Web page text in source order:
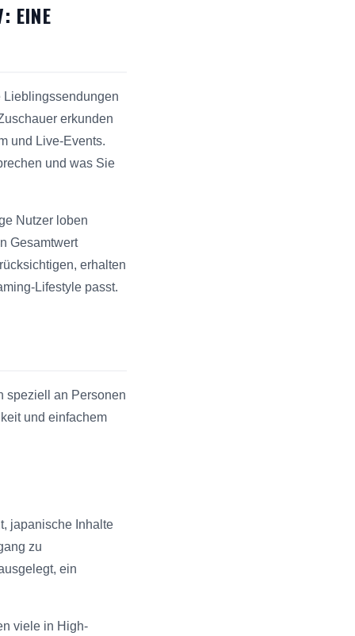
EINE
Lieblingssendungen
erkunden
und Live-Events.
und was Sie
Nutzer loben
Gesamtwert
erhalten
Lifestyle passt.
speziell an Personen
und einfachem
japanische Inhalte
zu
ein
viele in High-